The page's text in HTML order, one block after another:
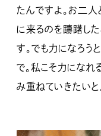
たんですよ。お二人
に来るのを躊躇し
す。でも力になろう
で。私こそ力にな
み重ねていきたいと